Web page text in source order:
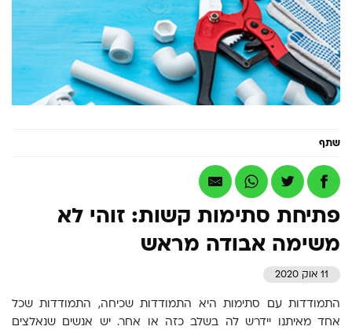
שתף
פתיחת סתימות קשות: זוהי לא
משימה אבודה מראש
11 אוק 2020
התמודדות עם סתימות היא התמודדות שכיחה, התמודדות שכל
אחד מאיתנו יידרש לה בשלב כזה או אחר. יש אנשים שנאלצים